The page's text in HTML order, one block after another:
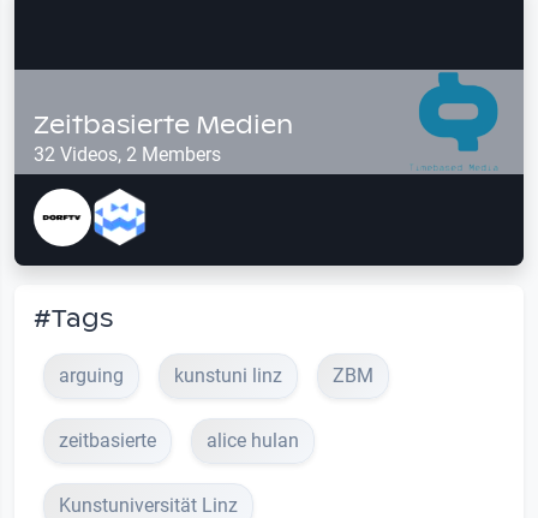
Zeitbasierte Medien
32 Videos, 2 Members
#Tags
arguing kunstuni linz ZBM
zeitbasierte alice hulan
Kunstuniversität Linz